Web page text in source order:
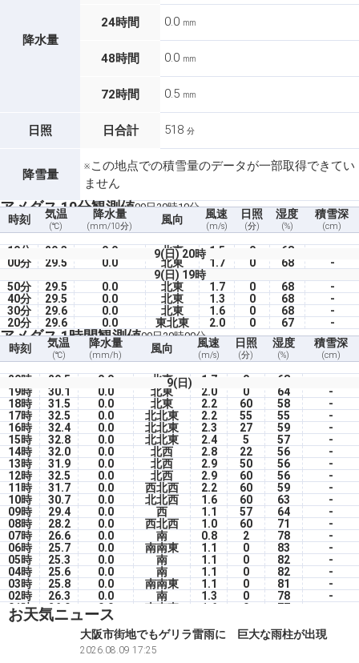
降水量
24時間 0.0 mm
48時間 0.0 mm
72時間 0.5 mm
日照 日合計 518 分
降雪量
※この地点での積雪量のデータが一部取得できてい
ません
アメダス 10分観測値09日20時10分
時刻 気温
(℃)
降水量
(mm/10分)
風向 風速
(m/s)
日照
(分)
湿度
(%)
積雪深
(cm)
9(日) 20時
10分 29.3 0.0 北東 1.5 0 68
00分
29.5 0.0 北東 1.7 0 68
-
9(日) 19時
50分
29.5 0.0 北東 1.7 0 68
-
40分
29.5 0.0 北東 1.3 0 68
-
30分
29.6 0.0 北東 1.6 0 68
-
20分
29.6 0.0 東北東 2.0 0 67 -
アメダス 1時間観測値09日20時00分
時刻 気温
(℃)
降水量
(mm/h)
風向 風速
(m/s)
日照
(分)
湿度
(%)
積雪深
(cm)
9(日)
20時 29.5 0.0 北東 1.7 0 68
19時
30.1 0.0 北東 2.0 0 64
-
18時
31.5 0.0 北東 2.2 60 58
-
17時
32.5 0.0 北北東 2.2 55 55
-
16時
32.4 0.0 北北東 2.3 27 59
-
15時
32.8 0.0 北北東 2.4 5 57
-
14時
32.0 0.0 北西 2.8 22 56
-
13時
31.9 0.0 北西 2.9 50 56
-
12時
32.5 0.0 北西 2.9 60 56
-
11時
31.7 0.0 西北西 2.2 60 59
-
10時
30.7 0.0 北北西 1.6 60 63
-
09時
29.4 0.0 西 1.1 57 64
-
08時
28.2 0.0 西北西 1.0 60 71
-
07時
26.6 0.0 南 0.8 2 78
-
06時
25.7 0.0 南南東 1.1 0 83
-
05時
25.3 0.0 南 1.1 0 82
-
04時
25.6 0.0 南 1.1 0 82
-
03時
25.8 0.0 南南東 1.1 0 81
-
02時
26.3 0.0 南 1.3 0 78
-
01時
26.9 0.0 南南東 1.6 0 77
00時
27.3 0.0
8(土)
0.0 南東 1.3 71
0.0 南東
お天気ニュース
大阪市街地でもゲリラ雷雨に 巨大な雨柱が出現
2026.08.09 17:25